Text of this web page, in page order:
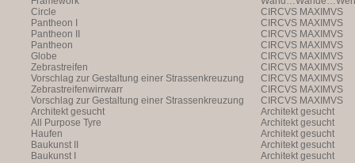
Circle
CIRCVS MAXIMVS
Pantheon I
CIRCVS MAXIMVS
Pantheon II
CIRCVS MAXIMVS
Pantheon
CIRCVS MAXIMVS
Globe
CIRCVS MAXIMVS
Zebrastreifen
CIRCVS MAXIMVS
Vorschlag zur Gestaltung einer Strassenkreuzung
CIRCVS MAXIMVS
Zebrastreifenwirrwarr
CIRCVS MAXIMVS
Vorschlag zur Gestaltung einer Strassenkreuzung
CIRCVS MAXIMVS
Architekt gesucht
Architekt gesucht
All Purpose Tyre
Architekt gesucht
Haufen
Architekt gesucht
Baukunst II
Architekt gesucht
Baukunst I
Architekt gesucht